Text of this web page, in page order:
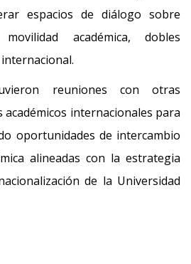
espacios de diálogo sobre
movilidad académica, dobles
reuniones con otras
académicos internacionales para
oportunidades de intercambio
alineadas con la estrategia
de la Universidad